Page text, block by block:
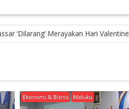
‘Dilarang’ Merayakan Hari Valentine
Ekonomi & Bisnis Maluku